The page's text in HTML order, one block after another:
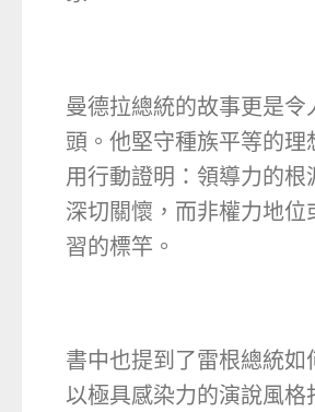
曼德拉總統的故事更是
頭。他堅守種族平等的
用行動證明：領導力的
深切關懷，而非權力地
習的標竿。
書中也提到了雷根總統
以極具感染力的演說風